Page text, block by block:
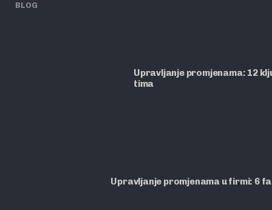
BLOG
Upravljanje promjenama: 12
tima
Upravljanje promjenama u firmi: 6